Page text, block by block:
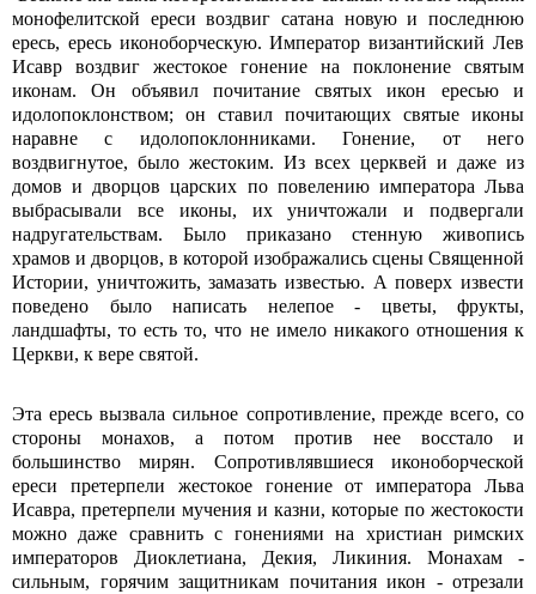
монофелитской ереси воздвиг сатана новую и последнюю
ересь, ересь иконоборческую. Император византийский Лев
Исавр воздвиг жестокое гонение на поклонение святым
иконам. Он объявил почитание святых икон ересью и
идолопоклонством; он ставил почитающих святые иконы
наравне с идолопоклонниками. Гонение, от него
воздвигнутое, было жестоким. Из всех церквей и даже из
домов и дворцов царских по повелению императора Льва
выбрасывали все иконы, их уничтожали и подвергали
надругательствам. Было приказано стенную живопись
храмов и дворцов, в которой изображались сцены Священной
Истории, уничтожить, замазать известью. А поверх извести
поведено было написать нелепое - цветы, фрукты,
ландшафты, то есть то, что не имело никакого отношения к
Церкви, к вере святой.
Эта ересь вызвала сильное сопротивление, прежде всего, со
стороны монахов, а потом против нее восстало и
большинство мирян. Сопротивлявшиеся иконоборческой
ереси претерпели жестокое гонение от императора Льва
Исавра, претерпели мучения и казни, которые по жестокости
можно даже сравнить с гонениями на христиан римских
императоров Диоклетиана, Декия, Ликиния. Монахам -
сильным, горячим защитникам почитания икон - отрезали